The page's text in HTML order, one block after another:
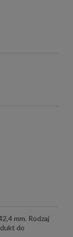
mm. Rodzaj
do